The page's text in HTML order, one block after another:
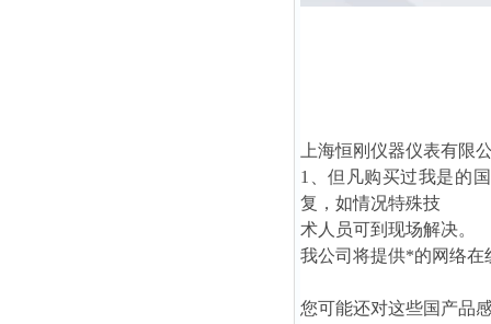
上海恒刚仪器仪表有限
1、但凡购买过我是的
复，如情况特殊技
术人员可到现场解决。
我公司将提供*的网络在
您可能还对这些国产品